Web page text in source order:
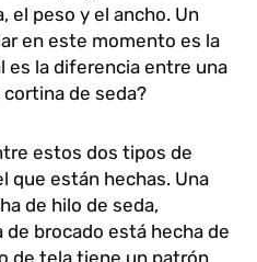
el peso y el ancho. Un
en este momento es la
es la diferencia entre una
de seda?
estos dos tipos de
que están hechas. Una
de hilo de seda,
brocado está hecha de
de tela tiene un patrón